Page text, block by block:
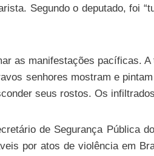
Segundo o deputado, foi
as manifestações pacíficas.
senhores mostram e
seus rostos. Os
de Segurança Pública
por atos de violência em